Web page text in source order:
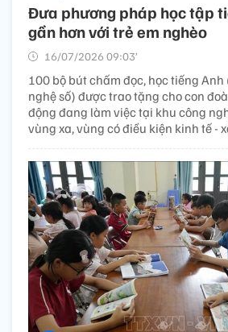
Đưa phương pháp học tập
gần hơn với trẻ em nghèo
16/07/2026 09:03’
100 bộ bút chấm đọc, học tiếng
nghệ số) được trao tặng cho con
động đang làm việc tại khu công
vùng xa, vùng có điều kiện kinh tế -